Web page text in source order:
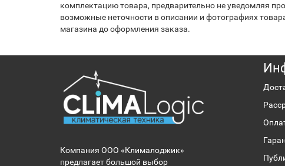
комплектацию товара, предварительно не уведомляя
возможные неточности в описании и фотографиях
магазина до оформления заказа.
Компания ООО «Клималоджик»
предлагает большой выбор